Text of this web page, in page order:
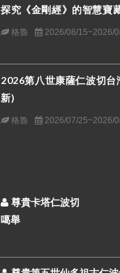
探究《金剛經》的智慧寶
格魯 2026/08/15~2026/
2026第八世康薩仁波切台
新)
格魯 2026/07/25~2026/
尊貴卡塔仁波切
噶舉